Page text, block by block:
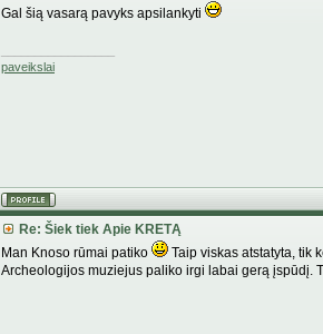
Gal šią vasarą pavyks apsilankyti
paveikslai
Re: Šiek tiek Apie KRETĄ
Man Knoso rūmai patiko
Taip viskas atstatyta, tik
Archeologijos muziejus paliko irgi labai gerą įspūdį.